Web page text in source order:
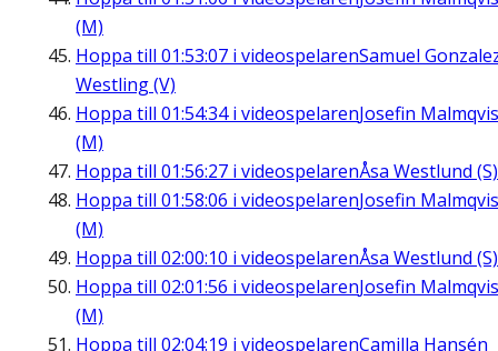
(M)
Hoppa till 01:53:07 i videospelarenSamuel
Westling (V)
Hoppa till 01:54:34i videospelarenJosefin
(M)
Hoppa till 01:56:27 i videospelarenÅsa Westlund (S)
Hoppa till 01:58:06 i videospelarenJosefin
(M)
Hoppa till 02:00:10 i videospelarenÅsa Westlund (S)
Hoppa till 02:01:56 i videospelarenJosefin
(M)
Hoppa till 02:04:19 i videospelarenCamilla Hansén